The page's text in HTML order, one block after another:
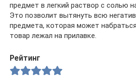
предмет в легкий раствор с солью
Это позволит вытянуть всю
предмета, которая может
товар лежал на прилавке.
Рейтинг